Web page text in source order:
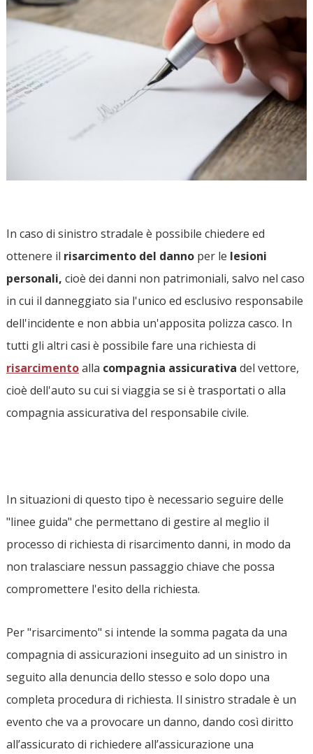
In caso di sinistro stradale è possibile chiedere ed
ottenere il risarcimento del danno per le lesioni
personali, cioè dei danni non patrimoniali, salvo nel caso
in cui il danneggiato sia l'unico ed esclusivo responsabile
dell'incidente e non abbia un'apposita polizza casco. In
tutti gli altri casi è possibile fare una richiesta di
risarcimentoalla compagnia assicurativa del vettore,
cioè dell'auto su cui si viaggia se si è trasportati o alla
compagnia assicurativa del responsabile civile.
In situazioni di questo tipo è necessario seguire delle
"linee guida" che permettano di gestire al meglio il
processo di richiesta di risarcimento danni, in modo da
non tralasciare nessun passaggio chiave che possa
compromettere l'esito della richiesta.
Per "risarcimento" si intende la somma pagata da una
compagnia di assicurazioni inseguito ad un sinistro in
seguito alla denuncia dello stesso e solo dopo una
completa procedura di richiesta. Il sinistro stradale è un
evento che va a provocare un danno, dando così diritto
all’assicurato di richiedere all’assicurazione una